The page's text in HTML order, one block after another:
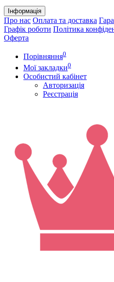
Інформація
Про нас Оплата та доставка
Графік роботи Політика
Оферта
Порівняння0
Мої закладки0
Особистий кабінет
Авторизація
Реєстрація